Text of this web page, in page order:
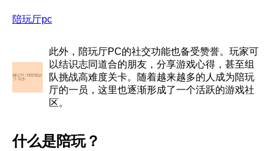
陪玩厅pc
此外，陪玩厅PC的社交功能也备受赞誉。玩家可
以结识志同道合的朋友，分享游戏心得，甚至组
队挑战高难度关卡。随着越来越多的人成为陪玩
厅的一员，这里也逐渐形成了一个活跃的游戏社
区。
什么是陪玩？